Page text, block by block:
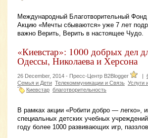
Международный Благотворительный
Акцию «Мечты сбываются» уже 7 лет
важно Верить, Верить в настоящее Чудо.
«Киевстар»: 1000 добрых дел
Одессы, Николаева и Херсона
26 December, 2014 - Пресс-Центр B2Blogger |
Семья и Дети Телекоммуникации и Связь Услуги
Киевстар благотворительность
В рамках акции «Робити добро — легко»,
специальных детских учебных
году более 1000 развивающих игр,